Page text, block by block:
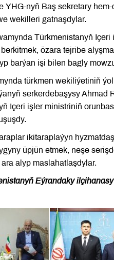
YHG-nyň Baş sekretary
wekilleri gatnaşdylar.
Türkmenistanyň
özara tejribe
barýan işi bilen bagly
türkmen wekiliýetiniň
serkerdebaşysy Ahmad
Içeri işler ministriniň
ikitaraplaýyn
üpjün etmek, neşe
alyp maslahatlaşdylar.
Eýrandaky ilçihanasy